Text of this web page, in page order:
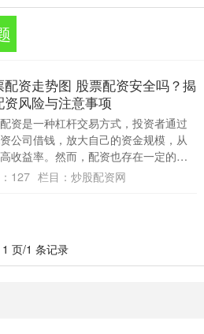
配资走势图 股票配资安全吗？揭
资风险与注意事项
资是一种杠杆交易方式，投资者通过
公司借钱，放大自己的资金规模，从
收益率。然而，配资也存在一定的风
资者需要谨慎对待。 1. 新浪财经：提
127 栏目： 炒股配资网
页/1 条记录